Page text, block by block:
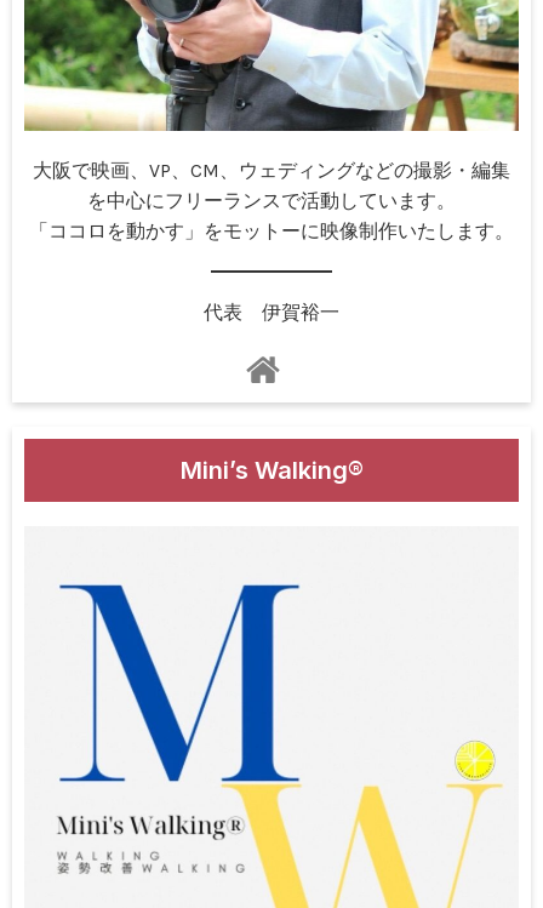
大阪で映画、VP、CM、ウェディングなどの撮影・編集
を中心にフリーランスで活動しています。
「ココロを動かす」をモットーに映像制作いたします。
代表 伊賀裕一
Mini’s Walking®︎